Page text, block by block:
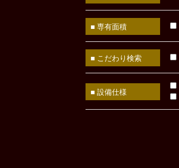
■ 専有面積
■ こだわり検索
■ 設備仕様